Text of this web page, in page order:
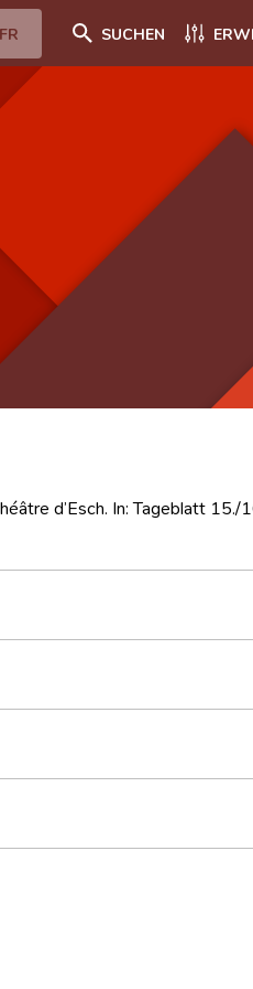
FR SUCHEN
d’Esch. In: Tageblatt